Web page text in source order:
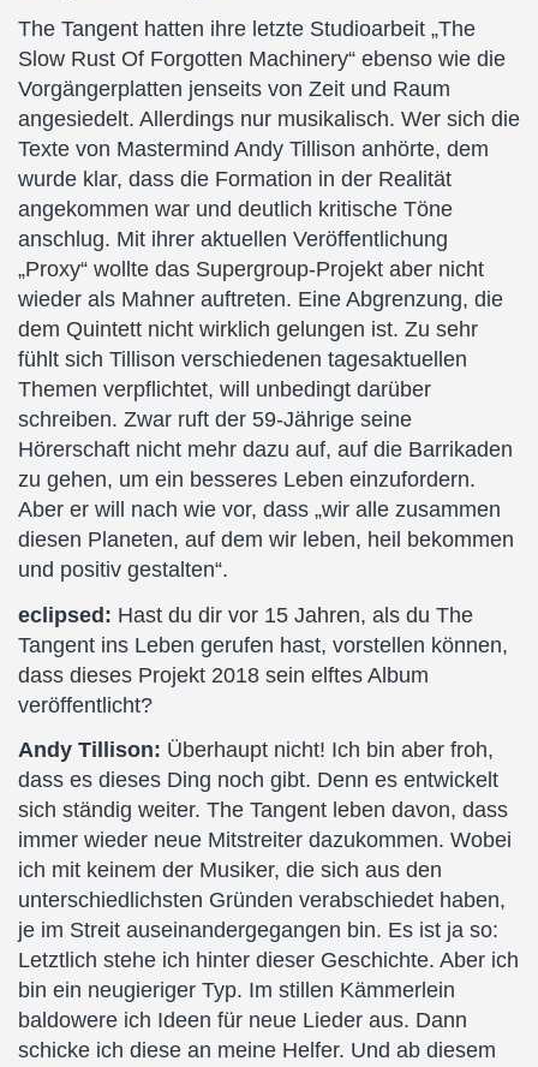
The Tangent hatten ihre letzte Studioarbeit „The
Slow Rust Of Forgotten Machinery“ ebenso wie die
Vorgängerplatten jenseits von Zeit und Raum
angesiedelt. Allerdings nur musikalisch. Wer sich die
Texte von Mastermind Andy Tillison anhörte, dem
wurde klar, dass die Formation in der Realität
angekommen war und deutlich kritische Töne
anschlug. Mit ihrer aktuellen Veröffentlichung
„Proxy“ wollte das Supergroup-Projekt aber nicht
wieder als Mahner auftreten. Eine Abgrenzung, die
dem Quintett nicht wirklich gelungen ist. Zu sehr
fühlt sich Tillison verschiedenen tagesaktuellen
Themen verpflichtet, will unbedingt darüber
schreiben. Zwar ruft der 59-Jährige seine
Hörerschaft nicht mehr dazu auf, auf die Barrikaden
zu gehen, um ein besseres Leben einzufordern.
Aber er will nach wie vor, dass „wir alle zusammen
diesen Planeten, auf dem wir leben, heil bekommen
und positiv gestalten“.
eclipsed: Hast du dir vor 15 Jahren, als du The
Tangent ins Leben gerufen hast, vorstellen können,
dass dieses Projekt 2018 sein elftes Album
veröffentlicht?
Andy Tillison: Überhaupt nicht! Ich bin aber froh,
dass es dieses Ding noch gibt. Denn es entwickelt
sich ständig weiter. The Tangent leben davon, dass
immer wieder neue Mitstreiter dazukommen. Wobei
ich mit keinem der Musiker, die sich aus den
unterschiedlichsten Gründen verabschiedet haben,
je im Streit auseinandergegangen bin. Es ist ja so:
Letztlich stehe ich hinter dieser Geschichte. Aber ich
bin ein neugieriger Typ. Im stillen Kämmerlein
baldowere ich Ideen für neue Lieder aus. Dann
schicke ich diese an meine Helfer. Und ab diesem